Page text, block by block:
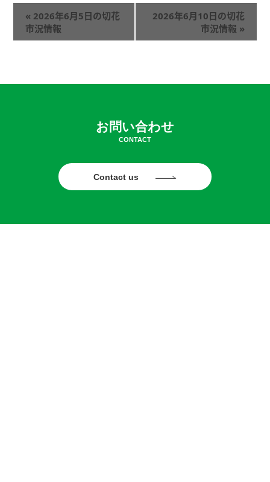
« 2026年6月5日の切花
市況情報
2026年6月10日の切花
市況情報 »
お問い合わせ
CONTACT
Contact us